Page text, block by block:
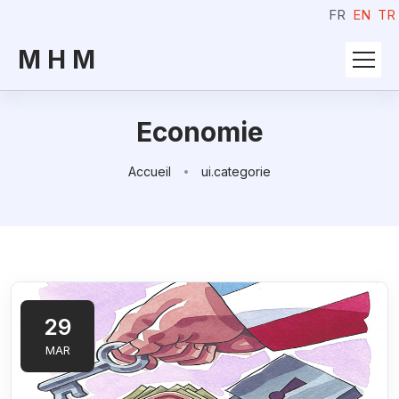
FR EN TR
M H M
Economie
Accueil ui.categorie
29
MAR